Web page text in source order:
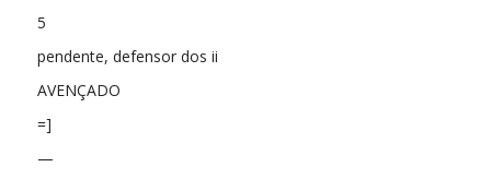
5
pendente, defensor dos ii
AVENÇADO
=]
—